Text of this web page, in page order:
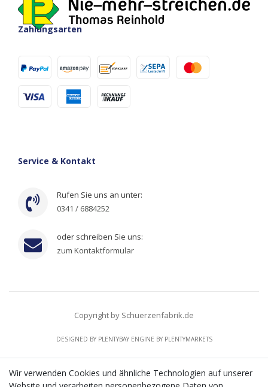
Zahlungsarten
Service & Kontakt
Rufen Sie uns an unter:
0341 / 6884252
oder schreiben Sie uns:
zum Kontaktformular
Copyright by Schuerzenfabrik.de
DESIGNED BY PLENTYBAYENGINE BY PLENTYMARKETS
Wir verwenden Cookies und ähnliche Technologien auf unserer